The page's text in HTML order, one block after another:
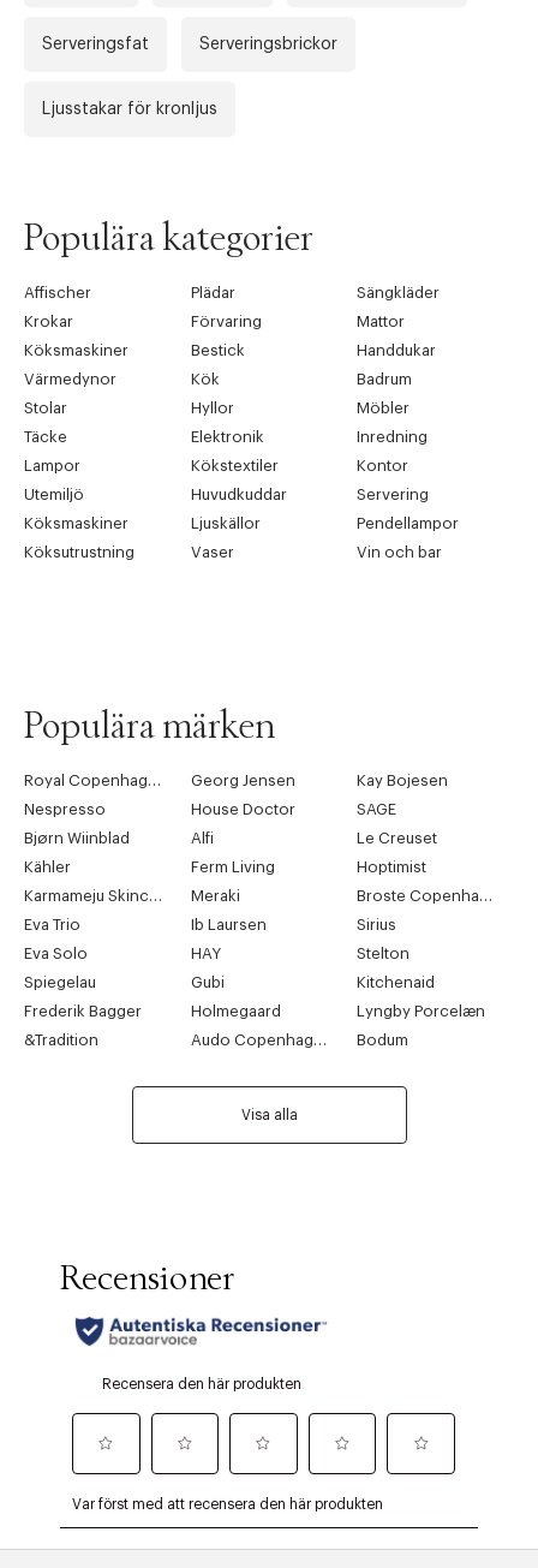
Serveringsfat Serveringsbrickor
Ljusstakar för kronljus
Populära kategorier
Affischer Plädar
Sängkläder
Krokar
Förvaring
Mattor
Köksmaskiner
Bestick
Handdukar
Värmedynor
Kök
Badrum
Stolar
Hyllor
Möbler
Täcke
Elektronik
Inredning
Lampor
Kökstextiler
Kontor
Utemiljö
Huvudkuddar
Servering
Köksmaskiner
Ljuskällor
Pendellampor
Köksutrustning
Vaser Vin och bar
Populära märken
Royal Copenhagen Georg Jensen
Kay Bojesen
Nespresso
House Doctor
SAGE
Bjørn Wiinblad
Alfi
Le Creuset
Kähler
Ferm Living
Hoptimist
Karmameju Skincare
Meraki
Broste Copenhagen
Eva Trio
Ib Laursen
Sirius
Eva Solo
HAY
Stelton
Spiegelau
Gubi
Kitchenaid
Frederik Bagger
Holmegaard
Lyngby Porcelæn
&Tradition
Audo Copenhagen Bodum
Visa alla